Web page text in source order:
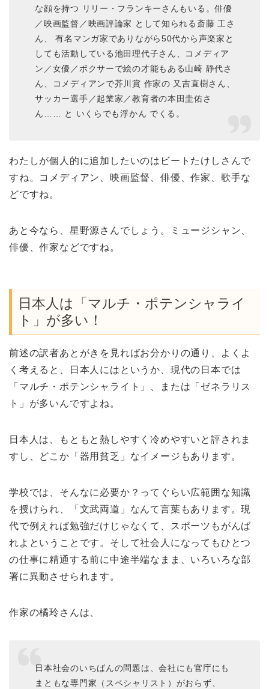
な顔を持つ リリー・フランキーさんもいる。俳優
／映画監督／映画評論家 として知られる斎藤 工さ
ん、 有名マンガ家でありながら50代から声楽家と
しても活動している池田理代子さん、コメディア
ン／女優／ボクサーで絵の才能もある山崎 静代さ
ん、コメディアンで芥川賞 作家の 又吉直樹さん、
サッカー選手／起業家／教育者の本田圭佑さ
ん…… と いくらでも浮かん でくる。
わたしが個人的に追加したいのはビートたけしさんで
すね。コメディアン、映画監督、俳優、作家、歌手な
どですね。
あと今なら、星野源さんでしょう。ミュージシャン、
俳優、作家などですね。
日本人は「マルチ・ポテンシャライ
ト」が多い！
前述の訳者あとがきを見ればお分かりの通り、よくよ
く考えると、日本人にはというか、現代の日本では
「マルチ・ポテンシャライト」、または「ゼネラリス
ト」が多いんですよね。
日本人は、もともと熱しやすく冷めやすいと評されま
すし、どこか「器用貧乏」なイメージもあります。
学校では、そんなに必要か？ってぐらい広範囲な知識
を授けられ、「文武両道」なんて言葉もあります。現
代で例えれば勉強だけじゃなくて、スポーツもがんば
れよということです。そして社会人になってもひとつ
の仕事に精通する前に中途半端なまま、いろいろな部
署に異動させられます。
作家の橘玲さんは、
日本社会のいちばんの問題は、会社にも官庁にも
まともな専門家（スペシャリスト）がおらず、